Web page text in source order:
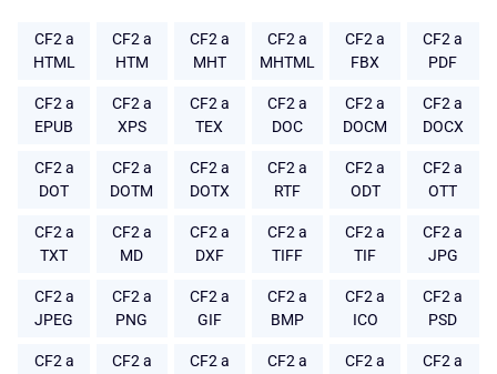
CF2 a
HTML
CF2 a
HTM
CF2 a
MHT
CF2 a
MHTML
CF2 a
FBX
CF2 a
PDF
CF2 a
EPUB
CF2 a
XPS
CF2 a
TEX
CF2 a
DOC
CF2 a
DOCM
CF2 a
DOCX
CF2 a
DOT
CF2 a
DOTM
CF2 a
DOTX
CF2 a
RTF
CF2 a
ODT
CF2 a
OTT
CF2 a
TXT
CF2 a
MD
CF2 a
DXF
CF2 a
TIFF
CF2 a
TIF
CF2 a
JPG
CF2 a
JPEG
CF2 a
PNG
CF2 a
GIF
CF2 a
BMP
CF2 a
ICO
CF2 a
PSD
CF2 a
CF2 a
CF2 a
CF2 a
CF2 a
CF2 a